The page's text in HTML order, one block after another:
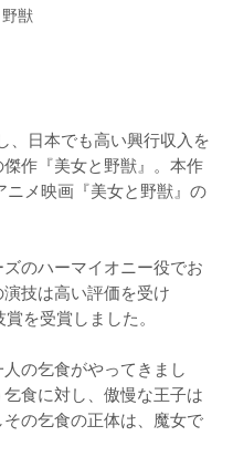
、日本でも高い興行収入を
作『美女と野獣』。本作
メ映画『美女と野獣』の
のハーマイオニー役でお
技は高い評価を受け
を受賞しました。
の乞食がやってきまし
食に対し、傲慢な王子は
の乞食の正体は、魔女で